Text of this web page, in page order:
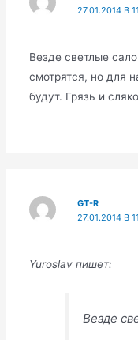
27.01.2014 В
Везде светлые
смотрятся, но для
будут. Грязь и
GT-R
27.01.2014 В
Yuroslav пишет:
Везде